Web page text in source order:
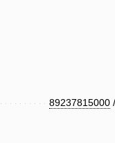
89237815000